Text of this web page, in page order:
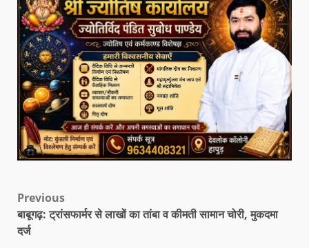
Previous
बाबूगढ़: ट्रांसफार्मर से लाखों का तांबा व कीमती सामान चोरी, मुकदमा
दर्ज